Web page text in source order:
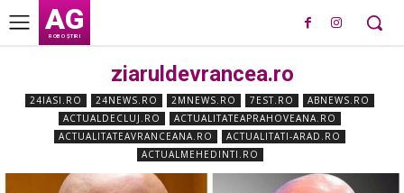
AG
ROBO ȘTIRI
ziaruldevrancea.ro
24IASI.RO 24NEWS.RO 2MNEWS.RO 7EST.RO
ABNEWS.RO
ACTUALDECLUJ.RO
ACTUALITATEAPRAHOVEANA.RO
ACTUALITATEAVRANCEANA.RO
ACTUALITATI-ARAD.RO
ACTUALMEHEDINTI.RO